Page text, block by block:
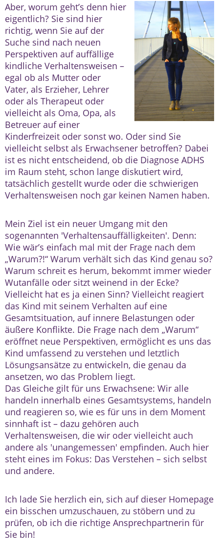
Aber, worum geht’s denn hier
eigentlich? Sie sind hier
richtig, wenn Sie auf der
Suche sind nach neuen
Perspektiven auf auffällige
kindliche Verhaltensweisen –
egal ob als Mutter oder
Vater, als Erzieher, Lehrer
oder als Therapeut oder
vielleicht als Oma, Opa, als
Betreuer auf einer
Kinderfreizeit oder sonst wo. Oder sind Sie
vielleicht selbst als Erwachsener betroffen? Dabei
ist es nicht entscheidend, ob die Diagnose ADHS
im Raum steht, schon lange diskutiert wird,
tatsächlich gestellt wurde oder die schwierigen
Verhaltensweisen noch gar keinen Namen haben.
Mein Ziel ist ein neuer Umgang mit den
sogenannten 'Verhaltensauffälligkeiten'. Denn:
Wie wär’s einfach mal mit der Frage nach dem
„Warum?!“ Warum verhält sich das Kind genau so?
Warum schreit es herum, bekommt immer wieder
Wutanfälle oder sitzt weinend in der Ecke?
Vielleicht hat es ja einen Sinn? Vielleicht reagiert
das Kind mit seinem Verhalten auf eine
Gesamtsituation, auf innere Belastungen oder
äußere Konflikte. Die Frage nach dem „Warum“
eröffnet neue Perspektiven, ermöglicht es uns das
Kind umfassend zu verstehen und letztlich
Lösungsansätze zu entwickeln, die genau da
ansetzen, wo das Problem liegt.
Das Gleiche gilt für uns Erwachsene: Wir alle
handeln innerhalb eines Gesamtsystems, handeln
und reagieren so, wie es für uns in dem Moment
sinnhaft ist – dazu gehören auch
Verhaltensweisen, die wir oder vielleicht auch
andere als 'unangemessen' empfinden. Auch hier
steht eines im Fokus: Das Verstehen – sich selbst
und andere.
Ich lade Sie herzlich ein, sich auf dieser Homepage
ein bisschen umzuschauen, zu stöbern und zu
prüfen, ob ich die richtige Ansprechpartnerin für
Sie bin!